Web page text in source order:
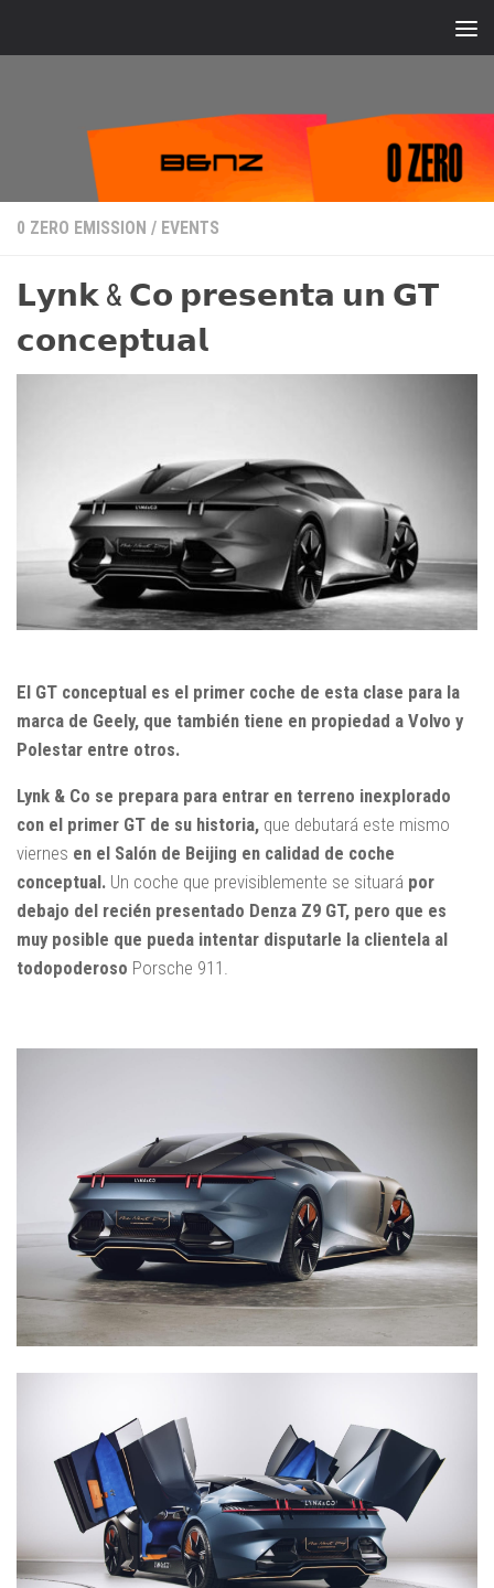
0 ZERO EMISSION / EVENTS
𝗟𝘆𝗻𝗸 & 𝗖𝗼 𝗽𝗿𝗲𝘀𝗲𝗻𝘁𝗮 𝘂𝗻 𝗚𝗧
𝗰𝗼𝗻𝗰𝗲𝗽𝘁𝘂𝗮𝗹
El GT conceptual es el primer coche de esta clase para la
marca de Geely, que también tiene en propiedad a Volvo y
Polestar entre otros.
Lynk & Co se prepara para entrar en terreno inexplorado
con el primer GT de su historia, que debutará este mismo
viernes en el Salón de Beijing en calidad de coche
conceptual. Un coche que previsiblemente se situará por
debajo del recién presentado Denza Z9 GT, pero que es
muy posible que pueda intentar disputarle la clientela al
todopoderoso Porsche 911.